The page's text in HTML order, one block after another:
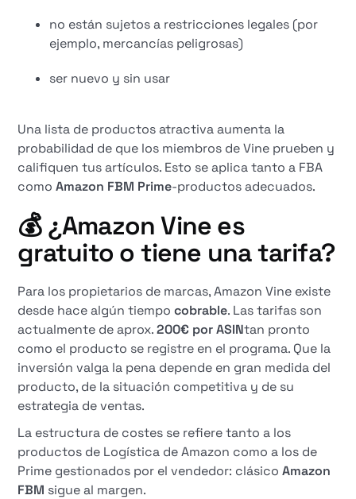
no están sujetos a restricciones legales (por
ejemplo, mercancías peligrosas)
ser nuevo y sin usar
Una lista de productos atractiva aumenta la
probabilidad de que los miembros de Vine prueben y
califiquen tus artículos. Esto se aplica tanto a FBA
comoAmazon FBM Prime-productos adecuados.
💰 ¿Amazon Vine es
gratuito o tiene una tarifa?
Para los propietarios de marcas, Amazon Vine existe
desde hace algún tiempocobrable. Las tarifas son
actualmente de aprox.200€ por ASINtan pronto
como el producto se registre en el programa. Que la
inversión valga la pena depende en gran medida del
producto, de la situación competitiva y de su
estrategia de ventas.
La estructura de costes se refiere tanto a los
productos de Logística de Amazon como a los de
Prime gestionados por el vendedor: clásicoAmazon
FBM sigue al margen.